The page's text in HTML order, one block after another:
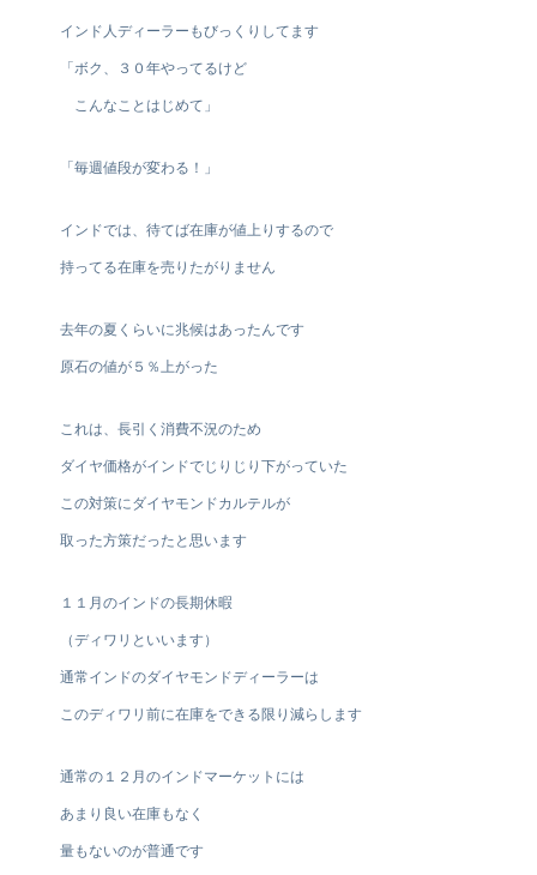
インド人ディーラーもびっくりしてます
「ボク、３０年やってるけど
こんなことはじめて」
「毎週値段が変わる！」
インドでは、待てば在庫が値上りするので
持ってる在庫を売りたがりません
去年の夏くらいに兆候はあったんです
原石の値が５％上がった
これは、長引く消費不況のため
ダイヤ価格がインドでじりじり下がっていた
この対策にダイヤモンドカルテルが
取った方策だったと思います
１１月のインドの長期休暇
（ディワリといいます）
通常インドのダイヤモンドディーラーは
このディワリ前に在庫をできる限り減らします
通常の１２月のインドマーケットには
あまり良い在庫もなく
量もないのが普通です